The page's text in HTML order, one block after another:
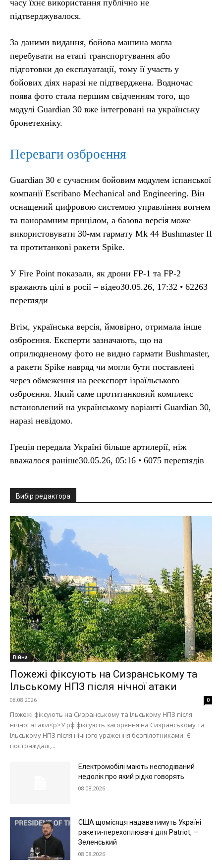
часу їхнє використання публічно не
підтверджувалося.
За даними видання, бойова машина могла
перебувати на етапі транспортування або
підготовки до експлуатації, тому її участь у
бойових діях наразі не підтверджена. Водночас
поява фото стала першим свідченням того, що
модулі Guardian 30 вже інтегровані на українську
бронетехніку.
Переваги озброєння
Guardian 30 є сучасним бойовим модулем іспанської
компанії Escribano Mechanical and Engineering. Він
оснащений цифровою системою управління вогнем
та панорамним прицілом, а базова версія може
використовувати 30-мм гармату Mk 44 Bushmaster II
та протитанкові ракети Spike.
У Fire Point показали, як дрони FP-1 та FP-2
вражають цілі в росії – відео30.05.26, 17:32 • 62263
перегляди
Втім, українська версія, ймовірно, отримала інше
озброєння. Експерти зазначають, що на
оприлюдненому фото не видно гармати Bushmaster,
а ракети Spike навряд чи могли бути поставлені
через обмеження на реекспорт ізраїльського
озброєння. Який саме протитанковий комплекс
встановлений на українському варіанті Guardian 30,
наразі невідомо.
Греція передала Україні більше артилерії, ніж
вважалося раніше30.05.26, 05:16 • 6075 переглядiв
Вибір редактора
Війна
Пожежі фіксують на Сизранському та
Ільському НПЗ після нічної атаки
08.08.2026 0
Пожежі фіксують на Сизранському та Ільському НПЗ після
нічної атаки<p>У рф фіксують загоряння на Сизранському та
Ільському НПЗ після нічного ураження безпілотниками. Є
постраждалі,...
Електромобілі мають несподіваний
недолік про який рідко говорять
08.08.2026
США щомісяця надаватимуть Україні
ракети-перехоплювачі для Patriot, —
Зеленський
08.08.2026